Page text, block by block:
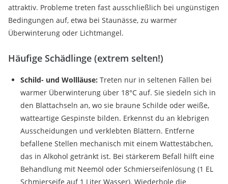
attraktiv. Probleme treten fast ausschließlich bei ungünstigen
Bedingungen auf, etwa bei Staunässe, zu warmer
Überwinterung oder Lichtmangel.
Häufige Schädlinge (extrem selten!)
Schild- und Wollläuse: Treten nur in seltenen Fällen bei
warmer Überwinterung über 18°C auf. Sie siedeln sich in
den Blattachseln an, wo sie braune Schilde oder weiße,
watteartige Gespinste bilden. Erkennst du an klebrigen
Ausscheidungen und verklebten Blättern. Entferne
befallene Stellen mechanisch mit einem Wattestäbchen,
das in Alkohol getränkt ist. Bei stärkerem Befall hilft eine
Behandlung mit Neemöl oder Schmierseifenlösung (1 EL
Schmierseife auf 1 Liter Wasser). Wiederhole die